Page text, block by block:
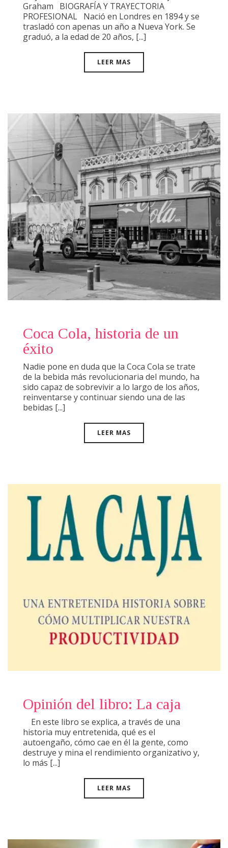
Graham BIOGRAFÍA Y TRAYECTORIA
PROFESIONAL Nació en Londres en 1894 y se
trasladó con apenas un año a Nueva York. Se
graduó, a la edad de 20 años, [...]
LEER MAS
Coca Cola, historia de un
éxito
Nadie pone en duda que la Coca Cola se trate
de la bebida más revolucionaria del mundo, ha
sido capaz de sobrevivir a lo largo de los años,
reinventarse y continuar siendo una de las
bebidas [...]
LEER MAS
Opinión del libro: La caja
En este libro se explica, a través de una
historia muy entretenida, qué es el
autoengaño, cómo cae en él la gente, como
destruye y mina el rendimiento organizativo y,
lo más [...]
LEER MAS